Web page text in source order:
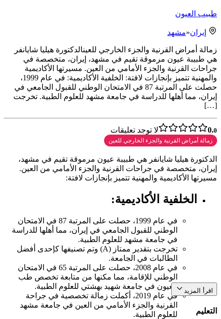
طبيب العيون
إيران«مشهد
زمالة أمراض القرنية والجزء الخارجي للعينالدكتورة هيليا شايانفر
هي طبيبة عيون مرموقة تقيم في مشهد، إيران، متخصصة في
جراحات القرنية والجزء الأمامي من العين. مسيرتها الأكاديمية
والمهنية تتميز بإنجازات لافتة: الخلفية الأكاديمية: في عام 1999،
حصلت على المرتبة 87 في الامتحان الوطني للقبول الجامعي في
إيران، مما أهلها للدراسة في جامعة مشهد للعلوم الطبية. تخرجت
[…]
0.0 لا توجد تعليقات
زمالة أمراض القرنية والجزء الخارجي للعين
الدكتورة هيليا شايانفر هي طبيبة عيون مرموقة تقيم في مشهد،
إيران، متخصصة في جراحات القرنية والجزء الأمامي من العين.
مسيرتها الأكاديمية والمهنية تتميز بإنجازات لافتة:
الخلفية الأكاديمية:
في عام 1999، حصلت على المرتبة 87 في الامتحان
الوطني للقبول الجامعي في إيران، مما أهلها للدراسة
في جامعة مشهد للعلوم الطبية.
تخرجت بتقدير ممتاز (A) وتم تصنيفها كإحدى أفضل
الطالبات في الجامعة.
في عام 2008، حصلت على المرتبة 65 في الامتحان
الوطني للإقامة، مما مكنها من متابعة تخصص طب
العيون في جامعة شهيد بهشتي للعلوم الطبية.
في عام 2019، أكملت زمالة تخصصية في جراحة
القرنية والجزء الأمامي من العين في جامعة مشهد
للعلوم الطبية.
اقرأ المزيد
التعليم